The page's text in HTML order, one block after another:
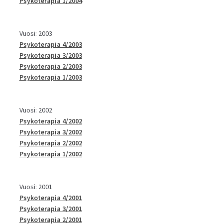
Vuosi: 2003
Psykoterapia 4/2003
Psykoterapia 3/2003
Psykoterapia 2/2003
Psykoterapia 1/2003
Vuosi: 2002
Psykoterapia 4/2002
Psykoterapia 3/2002
Psykoterapia 2/2002
Psykoterapia 1/2002
Vuosi: 2001
Psykoterapia 4/2001
Psykoterapia 3/2001
Psykoterapia 2/2001